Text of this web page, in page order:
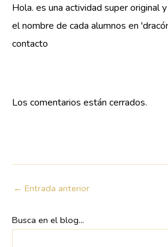
Hola. es una actividad super original
el nombre de cada alumnos en
contacto
Los comentarios están cerrados.
← Entrada anterior
Busca en el blog...